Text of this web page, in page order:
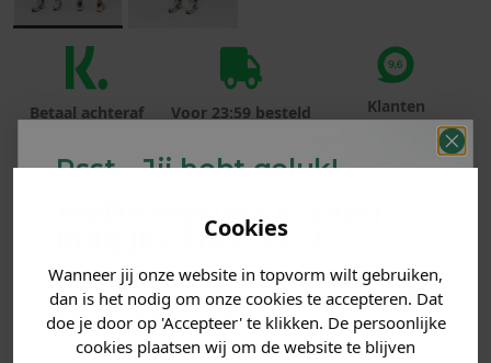
Cookies
Wanneer jij onze website in topvorm wilt gebruiken,
dan is het nodig om onze cookies te accepteren. Dat
doe je door op 'Accepteer' te klikken. De persoonlijke
cookies plaatsen wij om de website te blijven
Betaal achteraf
Voor 23:59 besteld
Klanten
beoordelen ons
met een 9,6!
MATERIAAL & WASVOORSCHRIFT
ANDERE BESTELDEN OOK
Psst... Jij hebt geluk!
Welke mystery
krijg jij? (Tot-30%
Vertel ons waar je naar op
zoek bent. 👇